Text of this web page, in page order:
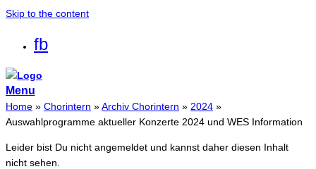
Skip to the content
fb
Menu
Home » Chorintern »Archiv Chorintern » 2024 »
Auswahlprogramme aktueller Konzerte 2024 und WES Information
Leider bist Du nicht angemeldet und kannst daher diesen Inhalt
nicht sehen.